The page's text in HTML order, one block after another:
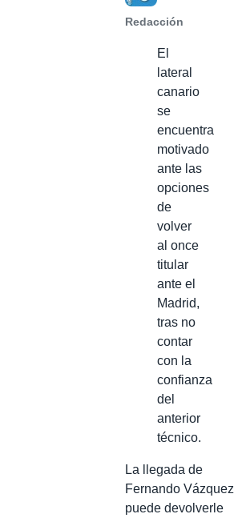
Redacción
El
lateral
canario
se
encuentra
motivado
ante las
opciones
de
volver
al once
titular
ante el
Madrid,
tras no
contar
con la
confianza
del
anterior
técnico.
La llegada de
Fernando Vázquez
puede devolverle